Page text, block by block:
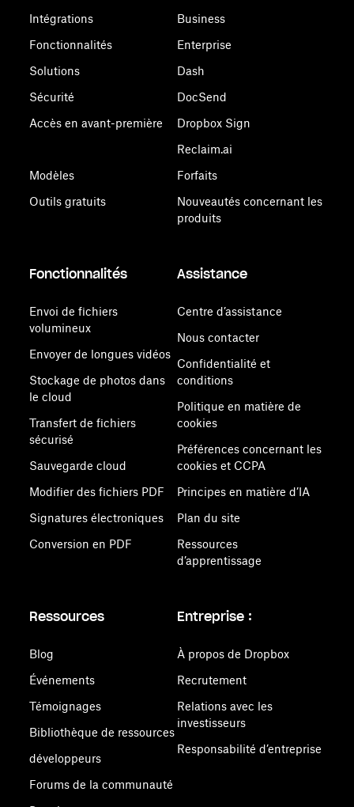
Intégrations
Fonctionnalités
Solutions
Sécurité
Accès en avant-première
Modèles
Outils gratuits
Business
Enterprise
Dash
DocSend
Dropbox Sign
Reclaim.ai
Forfaits
Nouveautés concernant les
produits
Fonctionnalités
Envoi de fichiers
volumineux
Envoyer de longues vidéos
Stockage de photos dans
le cloud
Transfert de fichiers
sécurisé
Sauvegarde cloud
Modifier des fichiers PDF
Signatures électroniques
Conversion en PDF
Assistance
Centre d’assistance
Nous contacter
Confidentialité et
conditions
Politique en matière de
cookies
Préférences concernant les
cookies et CCPA
Principes en matière d’IA
Plan du site
Ressources
d’apprentissage
Ressources
Blog
Événements
Témoignages
Bibliothèque de ressources
développeurs
Forums de la communauté
Entreprise :
À propos de Dropbox
Recrutement
Relations avec les
investisseurs
Responsabilité d’entreprise